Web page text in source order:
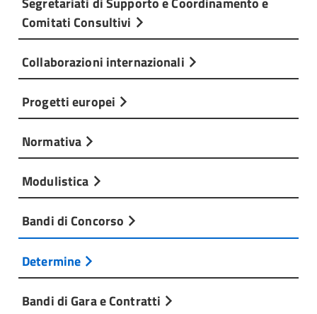
Comitati Consultivi
Collaborazioni internazionali
Progetti europei
Normativa
Modulistica
Bandi di Concorso
Determine
Bandi di Gara e Contratti